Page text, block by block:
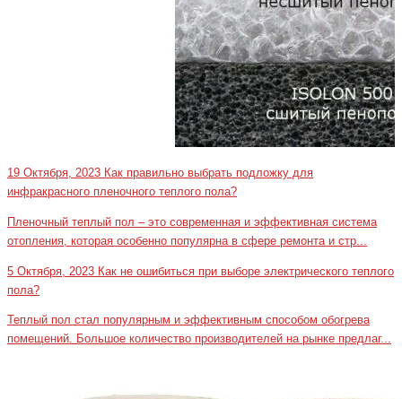
19 Октября, 2023 Как правильно выбрать подложку для
инфракрасного пленочного теплого пола?
Пленочный теплый пол – это современная и эффективная система
отопления, которая особенно популярна в сфере ремонта и стр...
5 Октября, 2023 Как не ошибиться при выборе электрического теплого
пола?
Теплый пол стал популярным и эффективным способом обогрева
помещений. Большое количество производителей на рынке предлаг...